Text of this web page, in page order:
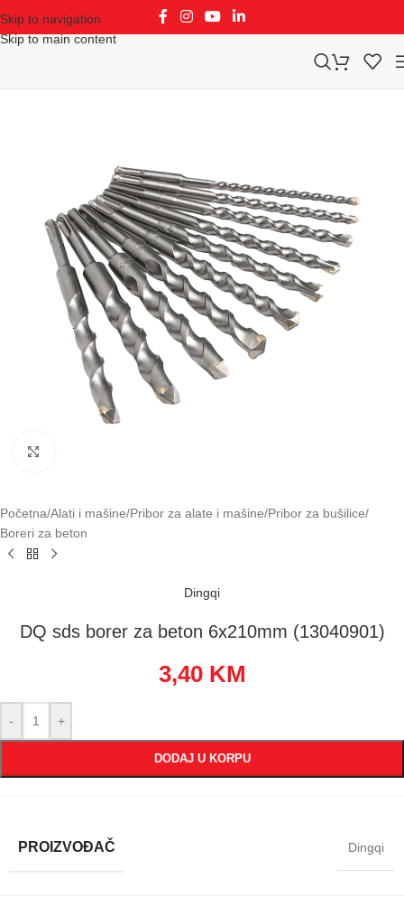
Skip to navigation
Skip to main content
Početna/Alati i mašine/Pribor za alate i mašine/Pribor za bušilice/
Boreri za beton
Dingqi
DQ sds borer za beton 6x210mm (13040901)
3,40 KM
- +
DODAJ U KORPU
PROIZVOĐAČ Dingqi